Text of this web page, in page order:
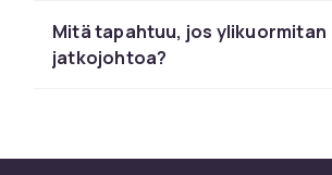
turvallisuus.
niillä on?
Mitä tapahtuu, jos ylikuormitan
jatkojohtoa?